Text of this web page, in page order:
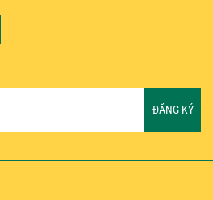
ĐĂNG KÝ